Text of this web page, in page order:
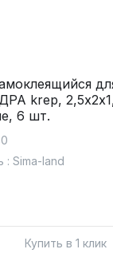
krep,
6 шт.
: Sima-land
Купить в 1 клик